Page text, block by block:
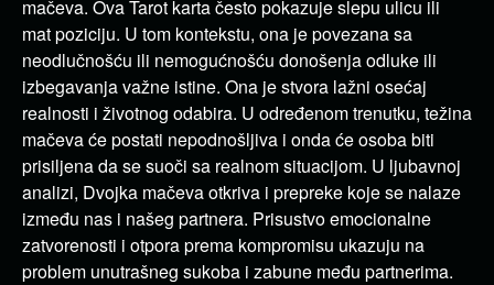
mačeva. Ova Tarot karta često pokazuje slepu ulicu ili
mat poziciju. U tom kontekstu, ona je povezana sa
neodlučnošću ili nemogućnošću donošenja odluke ili
izbegavanja važne istine. Ona je stvora lažni osećaj
realnosti i životnog odabira. U određenom trenutku, težina
mačeva će postati nepodnošljiva i onda će osoba biti
prisiljena da se suoči sa realnom situacijom. U ljubavnoj
analizi, Dvojka mačeva otkriva i prepreke koje se nalaze
između nas i našeg partnera. Prisustvo emocionalne
zatvorenosti i otpora prema kompromisu ukazuju na
problem unutrašneg sukoba i zabune među partnerima.